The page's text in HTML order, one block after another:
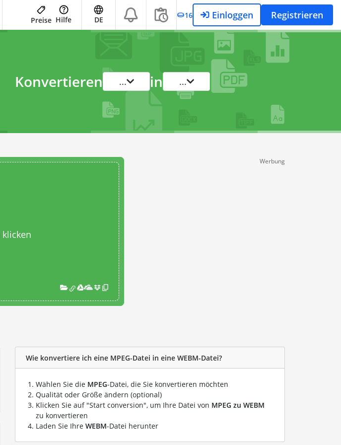
Preise Hilfe DE 16 Einloggen Registrieren
Konvertieren ... in ...
Werbung
Wie konvertiere ich eine MPEG-Datei in eine WEBM-Datei?
Wählen Sie die MPEG-Datei, die Sie konvertieren möchten
Qualität oder Größe ändern (optional)
Klicken Sie auf "Start conversion", um Ihre Datei von MPEG zu WEBM
zu konvertieren
Laden Sie Ihre WEBM-Datei herunter